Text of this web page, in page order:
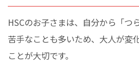
HSCのお子さまは、自分から「つ
苦手なことも多いため、大人が変
ことが大切です。